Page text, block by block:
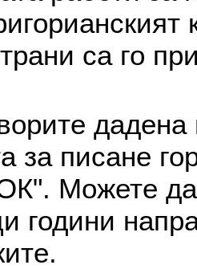
са го
за писане
Можете
години